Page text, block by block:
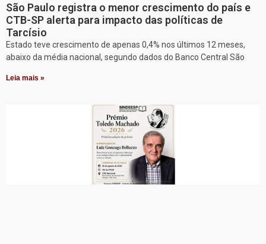
São Paulo registra o menor crescimento do país e
CTB-SP alerta para impacto das políticas de
Tarcísio
Estado teve crescimento de apenas 0,4% nos últimos 12 meses,
abaixo da média nacional, segundo dados do Banco Central São
Leia mais »